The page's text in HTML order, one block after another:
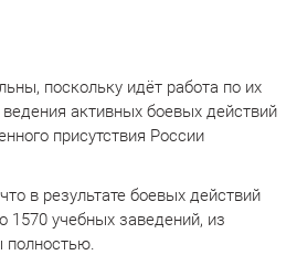
поскольку идёт работа по их
активных боевых действий
присутствия России
в результате боевых действий
учебных заведений, из
полностью.